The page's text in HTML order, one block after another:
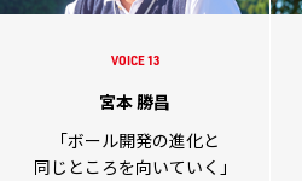
VOICE 13
宮本 勝昌
「ボール開発の進化と
同じところを向いていく」